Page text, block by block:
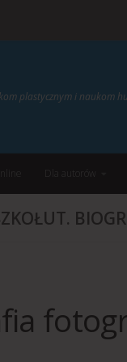
plastycznym i naukom
Dla autorów